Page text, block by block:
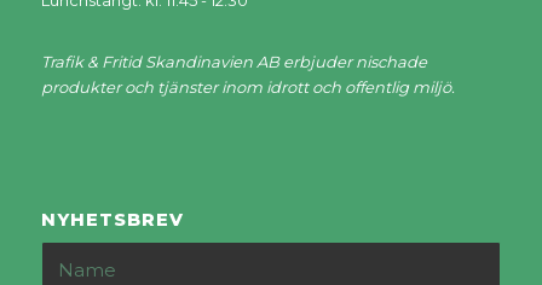
Trafik & Fritid Skandinavien AB erbjuder nischade
produkter och tjänster inom idrott och offentlig miljö.
NYHETSBREV